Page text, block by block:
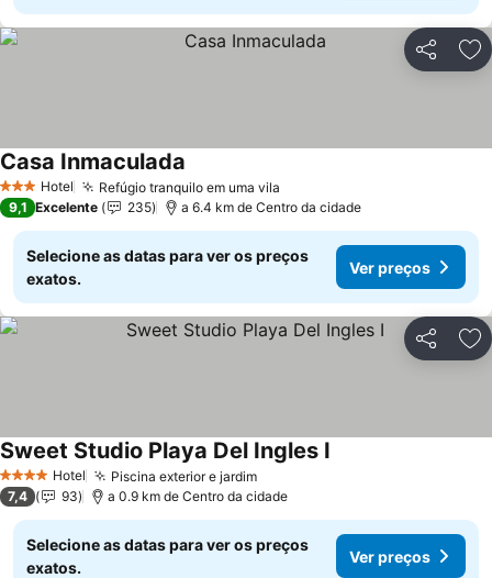
Partilhar
3 EstrelasHotel Refúgio tranquilo em uma vila
Casa Inmaculada
9,1 Excelente 235 a 6.4 km de Centro da cidade
Selecione as datas para ver os preços
exatos.
Ver preços
Partilhar
4 EstrelasHotel Piscina exterior e jardimVer preços
Sweet Studio Playa Del Ingles I
7,4 93 a 0.9 km de Centro da cidade
Selecione as datas para ver os preços
exatos.
Ver preços